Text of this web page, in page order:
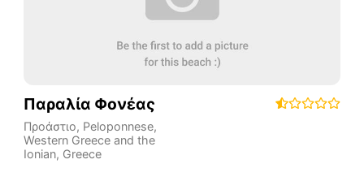
Παραλία Φονέας
Προάστιο, Peloponnese,
Western Greece and the
Ionian, Greece